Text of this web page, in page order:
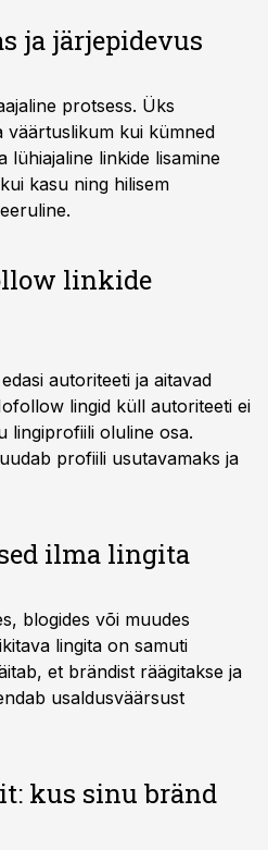
ja järjepidevus
protsess. Üks
väärtuslikum kui kümned
lühiajaline linkide lisamine
kasu ning hilisem
linkide
autoriteeti ja aitavad
lingid küll autoriteeti ei
lingiprofiili oluline osa.
profiili usutavamaks ja
ilma lingita
blogides või muudes
lingita on samuti
et brändist räägitakse ja
usaldusväärsust
kus sinu bränd